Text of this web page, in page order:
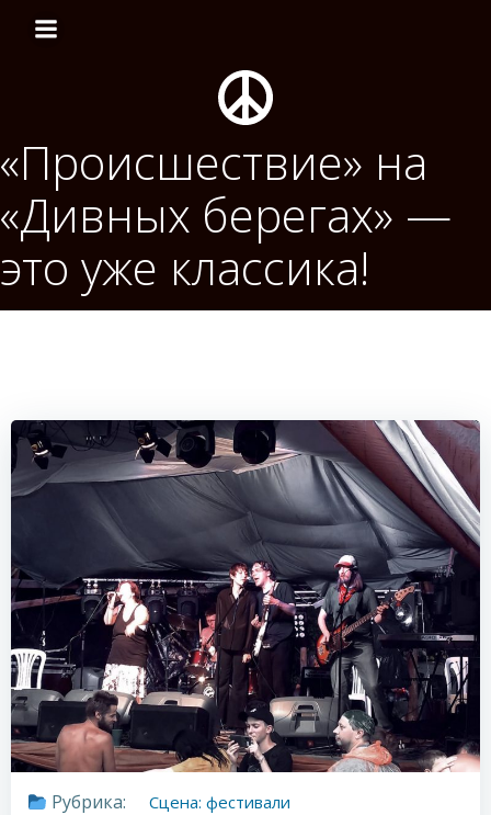
содержимому
«Происшествие» на
«Дивных берегах» —
это уже классика!
Рубрика:
Сцена: фестивали